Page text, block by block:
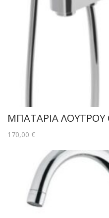
ΜΠΑΤΑΡΙΑ ΛΟΥΤΡΟΥ
170,00 €